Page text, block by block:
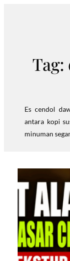
Tag:
Es cendol
antara kopi
minuman